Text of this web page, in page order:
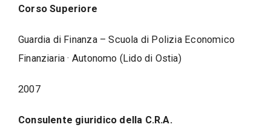
Corso Superiore
Guardia di Finanza – Scuola di Polizia Economico
Finanziaria · Autonomo (Lido di Ostia)
2007
Consulente giuridico della C.R.A.